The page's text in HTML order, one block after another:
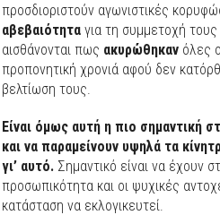
προσδιοριστούν αγωνιστικές
αβεβαιότητα για τη συμμετοχή
αισθάνονται πως ακυρώθηκαν όλες
προπονητική χρονιά αφού δεν
βελτίωση τους.
Είναι όμως αυτή η πιο σημαντική
και να παραμείνουν υψηλά τα
γι’ αυτό. Σημαντικό είναι να έχουν
προσωπικότητα και οι ψυχικές
κατάσταση να εκλογικευτεί.